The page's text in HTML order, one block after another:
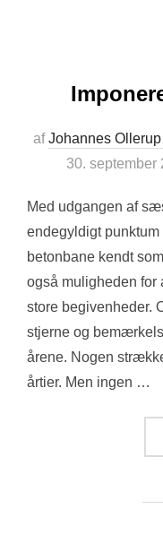
afJohannes Ollerup
30. september
Med udgangen af
endegyldigt
betonbane kendt
også muligheden for
store begivenheder.
stjerne og
årene. Nogen
årtier. Men ingen …